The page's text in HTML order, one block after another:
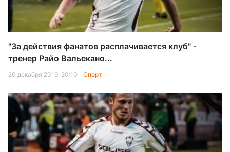
"За действия фанатов расплачивается клуб" -
тренер Райо Вальекано...
20 декабря 2019, 20:10 Спорт